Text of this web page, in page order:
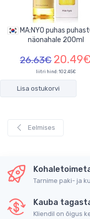
näonahale 200ml
26.63€
liitri hind: 102.45€
Lisa ostukorvi
Eelmises
Tarnime paki- ja
Kauba
Kliendil on õigus